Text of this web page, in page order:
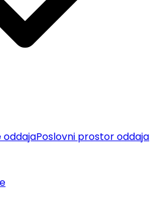
oddajaPoslovni prostor oddaja